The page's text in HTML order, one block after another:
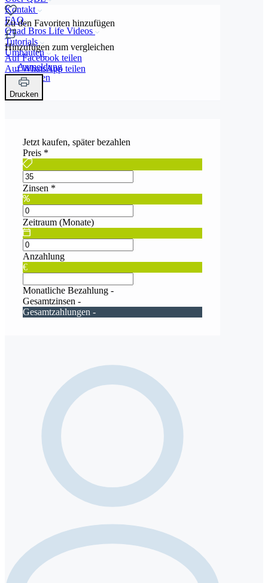
Kontakt
FAQ
Quad Bros Life Videos
Tutorials
Umbauten
Anmeldung
Registrieren
Zu den Favoriten hinzufügen
Hinzufügen zum vergleichen
Auf Facebook teilen
Auf WhatsApp teilen
Drucken
Jetzt kaufen, später bezahlen
Preis *
Zinsen *
Zeitraum (Monate)
Anzahlung
€
Monatliche Bezahlung -
Gesamtzinsen -
Gesamtzahlungen -